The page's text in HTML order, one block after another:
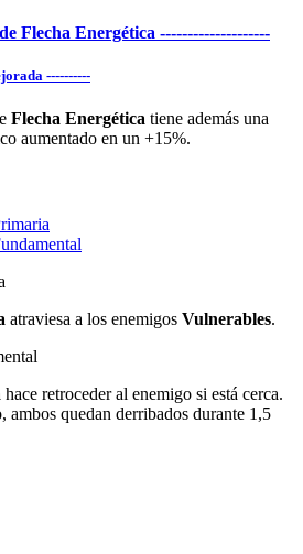
Flecha Energética --------------------
----------
Flecha Energética tiene además una
aumentado en un +15%.
atraviesa a los enemigos Vulnerables.
hace retroceder al enemigo si está cerca.
ambos quedan derribados durante 1,5